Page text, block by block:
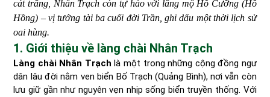
cát trắng, Nhân Trạch còn tự hào với lăng mộ Hồ Cưỡng (Hồ
Hồng) – vị tướng tài ba cuối đời Trần, ghi dấu một thời lịch sử
oai hùng.
1. Giới thiệu về làng chài Nhân Trạch
Làng chài Nhân Trạch là một trong những cộng đồng ngư
dân lâu đời nằm ven biển Bố Trạch (Quảng Bình), nơi vẫn còn
lưu giữ gần như nguyên vẹn nhịp sống biển truyền thống. Với